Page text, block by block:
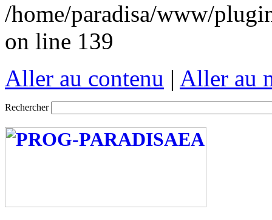
/home/paradisa/www/
on line 139
Aller au contenu | Aller au
Rechercher